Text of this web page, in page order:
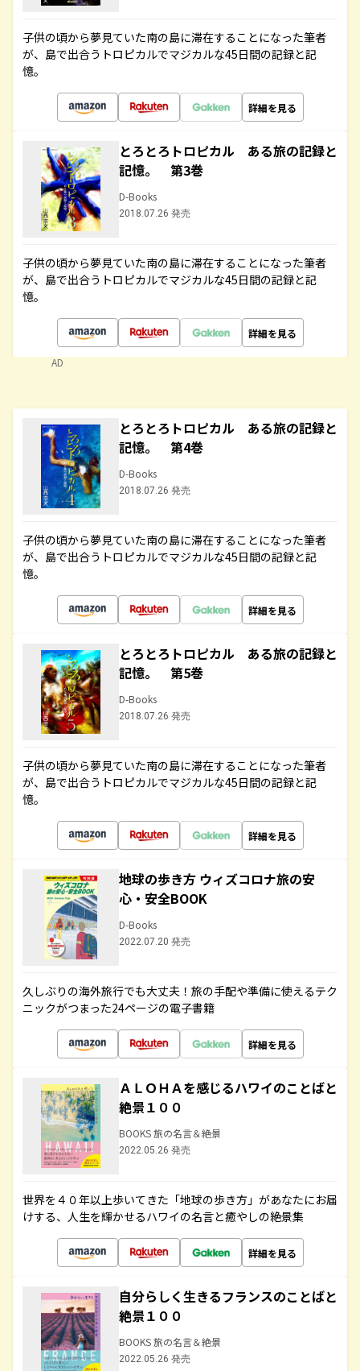
子供の頃から夢見ていた南の島に滞在することになった筆者
が、島で出合うトロピカルでマジカルな45日間の記録と記
憶。
詳細を見る
とろとろトロピカル ある旅の記録と
記憶。 第3巻
D-Books
2018.07.26 発売
子供の頃から夢見ていた南の島に滞在することになった筆者
が、島で出合うトロピカルでマジカルな45日間の記録と記
憶。
詳細を見る
AD
とろとろトロピカル ある旅の記録と
記憶。 第4巻
D-Books
2018.07.26 発売
子供の頃から夢見ていた南の島に滞在することになった筆者
が、島で出合うトロピカルでマジカルな45日間の記録と記
憶。
詳細を見る
とろとろトロピカル ある旅の記録と
記憶。 第5巻
D-Books
2018.07.26 発売
子供の頃から夢見ていた南の島に滞在することになった筆者
が、島で出合うトロピカルでマジカルな45日間の記録と記
憶。
詳細を見る
地球の歩き方 ウィズコロナ旅の安
心・安全BOOK
D-Books
2022.07.20 発売
久しぶりの海外旅行でも大丈夫！旅の手配や準備に使えるテク
ニックがつまった24ページの電子書籍
詳細を見る
ＡＬＯＨＡを感じるハワイのことばと
絶景１００
BOOKS 旅の名言＆絶景
2022.05.26 発売
世界を４０年以上歩いてきた「地球の歩き方」があなたにお届
けする、人生を輝かせるハワイの名言と癒やしの絶景集
詳細を見る
自分らしく生きるフランスのことばと
絶景１００
BOOKS 旅の名言＆絶景
2022.05.26 発売